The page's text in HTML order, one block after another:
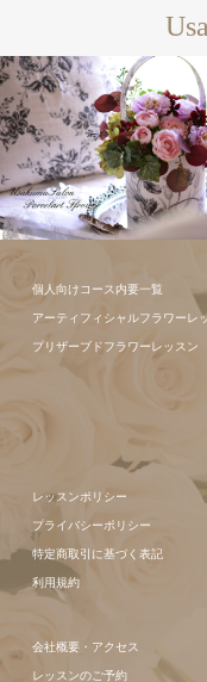
個人向けコース内要一覧
アーティフィシャルフラワーレ
プリザーブドフラワーレッスン
レッスンポリシー
プライバシーポリシー
特定商取引に基づく表記
利用規約
会社概要・アクセス
レッスンのご予約